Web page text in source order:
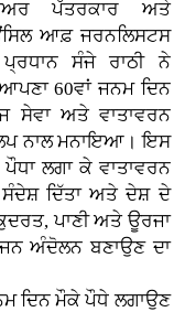
ਪੱਤਰਕਾਰ ਅਤੇ
ਆਫ਼ ਜਰਨਲਿਸਟਸ
ਸੰਜੇ ਰਾਠੀ ਨੇ
60ਵਾਂ ਜਨਮ ਦਿਨ
ਸੇਵਾ ਅਤੇ ਵਾਤਾਵਰਨ
ਨਾਲ ਮਨਾਇਆ। ਇਸ
ਲਗਾ ਕੇ ਵਾਤਾਵਰਨ
ਦਿੱਤਾ ਅਤੇ ਦੇਸ਼ ਦੇ
ਪਾਣੀ ਅਤੇ ਊਰਜਾ
ਅੰਦੋਲਨ ਬਣਾਉਣ ਦਾ
ਦਿਨ ਮੌਕੇ ਪੌਧੇ ਲਗਾਉਣ